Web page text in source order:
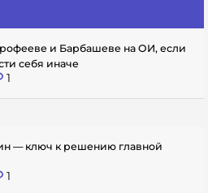
и Барбашеве на ОИ, если
себя иначе
1
— ключ к решению главной
1